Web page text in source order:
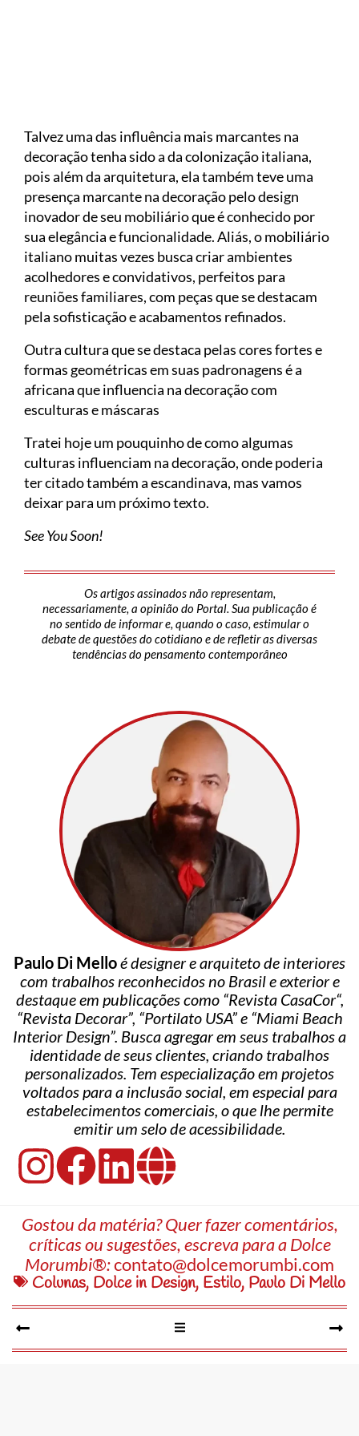
Talvez uma das influência mais marcantes na
decoração tenha sido a da colonização italiana,
pois além da arquitetura, ela também teve uma
presença marcante na decoração pelo design
inovador de seu mobiliário que é conhecido por
sua elegância e funcionalidade. Aliás, o mobiliário
italiano muitas vezes busca criar ambientes
acolhedores e convidativos, perfeitos para
reuniões familiares, com peças que se destacam
pela sofisticação e acabamentos refinados.
Outra cultura que se destaca pelas cores fortes e
formas geométricas em suas padronagens é a
africana que influencia na decoração com
esculturas e máscaras
Tratei hoje um pouquinho de como algumas
culturas influenciam na decoração, onde poderia
ter citado também a escandinava, mas vamos
deixar para um próximo texto.
See You Soon!
Os artigos assinados não representam,
necessariamente, a opinião do Portal. Sua publicação é
no sentido de informar e, quando o caso, estimular o
debate de questões do cotidiano e de refletir as diversas
tendências do pensamento contemporâneo
Paulo Di Melloé designer e arquiteto de interiores
com trabalhos reconhecidos no Brasil e exterior e
destaque em publicações como “Revista CasaCor“,
“Revista Decorar”, “Portilato USA” e “Miami Beach
Interior Design”. Busca agregar em seus trabalhos a
identidade de seus clientes, criando trabalhos
personalizados. Tem especialização em projetos
voltados para a inclusão social, em especial para
estabelecimentos comerciais, o que lhe permite
emitir um selo de acessibilidade.
Gostou da matéria? Quer fazer comentários,
críticas ou sugestões, escreva para a Dolce
Morumbi®:contato@dolcemorumbi.com
Colunas, Dolce in Design, Estilo, Paulo Di Mello